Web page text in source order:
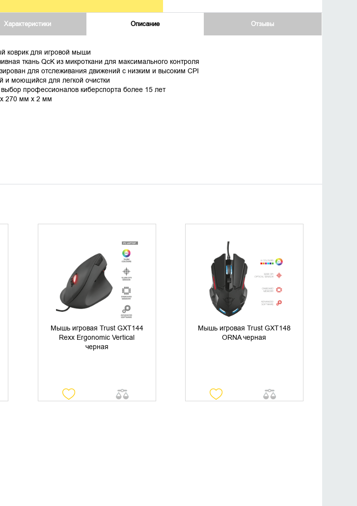
Характеристики Описание Отзывы
коврик для игровой мыши
ткань QcK из микроткани для максимального контроля
для отслеживания движений с низким и высоким CPI
и моющийся для легкой очистки
профессионалов киберспорта более 15 лет
270 мм х 2 мм
Мышь игровая Trust GXT144
Rexx Ergonomic Vertical
черная
УТОЧНИТЬ НАЛИЧИЕ
Мышь игровая Trust GXT148
ORNA черная
УТОЧНИТЬ НАЛИЧИЕ